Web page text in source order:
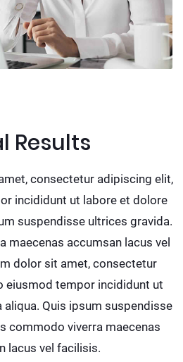
Results
consectetur adipiscing elit,
incididunt ut labore et dolore
suspendisse ultrices gravida.
maecenas accumsan lacus vel
dolor sit amet, consectetur
eiusmod tempor incididunt ut
aliqua. Quis ipsum suspendisse
commodo viverra maecenas
lacus vel facilisis.